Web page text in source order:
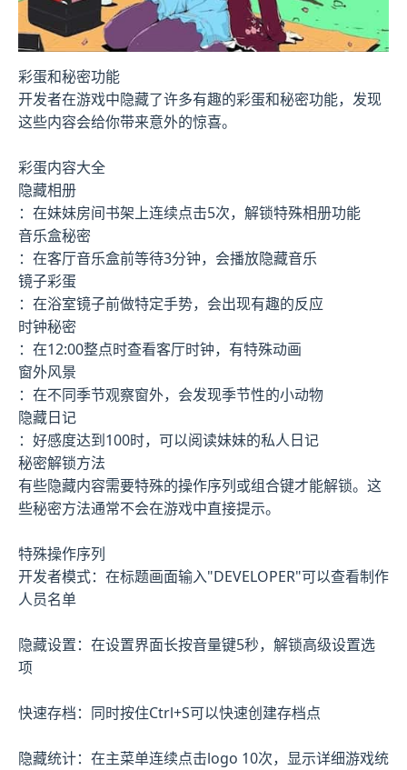
彩蛋和秘密功能
开发者在游戏中隐藏了许多有趣的彩蛋和秘密功能，发现
这些内容会给你带来意外的惊喜。
彩蛋内容大全
隐藏相册
：在妹妹房间书架上连续点击5次，解锁特殊相册功能
音乐盒秘密
：在客厅音乐盒前等待3分钟，会播放隐藏音乐
镜子彩蛋
：在浴室镜子前做特定手势，会出现有趣的反应
时钟秘密
：在12:00整点时查看客厅时钟，有特殊动画
窗外风景
：在不同季节观察窗外，会发现季节性的小动物
隐藏日记
：好感度达到100时，可以阅读妹妹的私人日记
秘密解锁方法
有些隐藏内容需要特殊的操作序列或组合键才能解锁。这
些秘密方法通常不会在游戏中直接提示。
特殊操作序列
开发者模式：在标题画面输入"DEVELOPER"可以查看制作
人员名单
隐藏设置：在设置界面长按音量键5秒，解锁高级设置选
项
快速存档：同时按住Ctrl+S可以快速创建存档点
隐藏统计：在主菜单连续点击logo 10次，显示详细游戏统